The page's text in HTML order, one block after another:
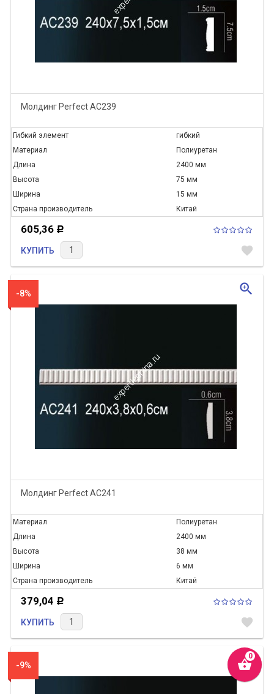
shopping_basket
Молдинг Perfect AC239
Гибкий элемент
гибкий
Материал
Полиуретан
Длина
2400 мм
Высота
75 мм
Ширина
15 мм
Страна производитель
Китай
605,36 Р
КУПИТЬ favorite
-8%
Молдинг Perfect AC241
Материал
Полиуретан
Длина
2400 мм
Высота
38 мм
Ширина
6 мм
Страна производитель
Китай
379,04 Р
КУПИТЬ favorite
zoom_in
-9% zoom_in